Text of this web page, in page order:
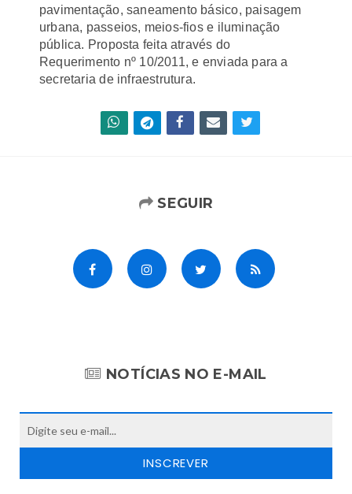
pavimentação, saneamento básico, paisagem
urbana, passeios, meios-fios e iluminação
pública. Proposta feita através do
Requerimento nº 10/2011, e enviada para a
secretaria de infraestrutura.
SEGUIR
NOTÍCIAS NO E-MAIL